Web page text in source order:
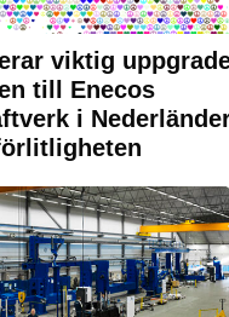
viktig
till Enecos
i